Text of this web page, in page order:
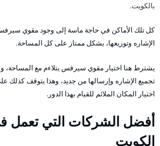
بالكويت.
كل تلك الأماكن في حاجة ماسة إلى وجود مقوي
الإشاره وتوزيعها، بشكل ممتاز على كل المساحة.
يشترط هنا اختيار مقوي سيرفس يتلاءم مع المساحة،
تجميع الإشاره وإرسالها من جديد، وهذا يتوقف
اختيار المكان الملائم للقيام بهذا الدور.
أفضل الشركات التي
الكويت